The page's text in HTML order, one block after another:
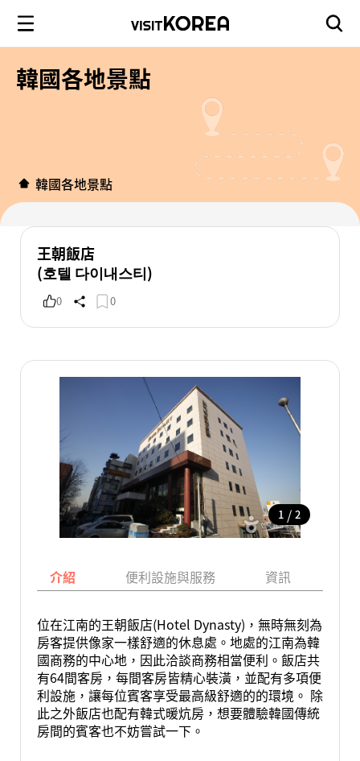
韓國各地景點
韓國各地景點
王朝飯店
(호텔 다이내스티)
0 0
1 / 2
介紹 便利設施與服務 資訊
位在江南的王朝飯店(Hotel Dynasty)，無時無刻為
房客提供像家一樣舒適的休息處。地處的江南為韓
國商務的中心地，因此洽談商務相當便利。飯店共
有64間客房，每間客房皆精心裝潢，並配有多項便
利設施，讓每位賓客享受最高級舒適的的環境。 除
此之外飯店也配有韓式暖炕房，想要體驗韓國傳統
房間的賓客也不妨嘗試一下。